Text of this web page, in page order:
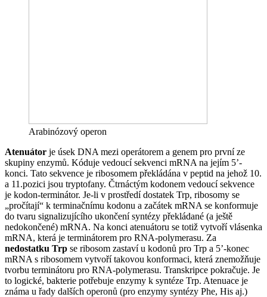
Arabinózový operon
Atenuátor je úsek DNA mezi operátorem a genem pro první ze
skupiny enzymů. Kóduje vedoucí sekvenci mRNA na jejím 5’-
konci. Tato sekvence je ribosomem překládána v peptid na jehož 10.
a 11.pozici jsou tryptofany. Čtrnáctým kodonem vedoucí sekvence
je kodon-terminátor. Je-li v prostředí dostatek Trp, ribosomy se
„pročítají“ k terminačnímu kodonu a začátek mRNA se konformuje
do tvaru signalizujícího ukončení syntézy překládané (a ještě
nedokončené) mRNA. Na konci atenuátoru se totiž vytvoří vlásenka
mRNA, která je terminátorem pro RNA-polymerasu. Za
nedostatku Trp se ribosom zastaví u kodonů pro Trp a 5’-konec
mRNA s ribosomem vytvoří takovou konformaci, která znemožňuje
tvorbu terminátoru pro RNA-polymerasu. Transkripce pokračuje. Je
to logické, bakterie potřebuje enzymy k syntéze Trp. Atenuace je
známa u řady dalších operonů (pro enzymy syntézy Phe, His aj.)